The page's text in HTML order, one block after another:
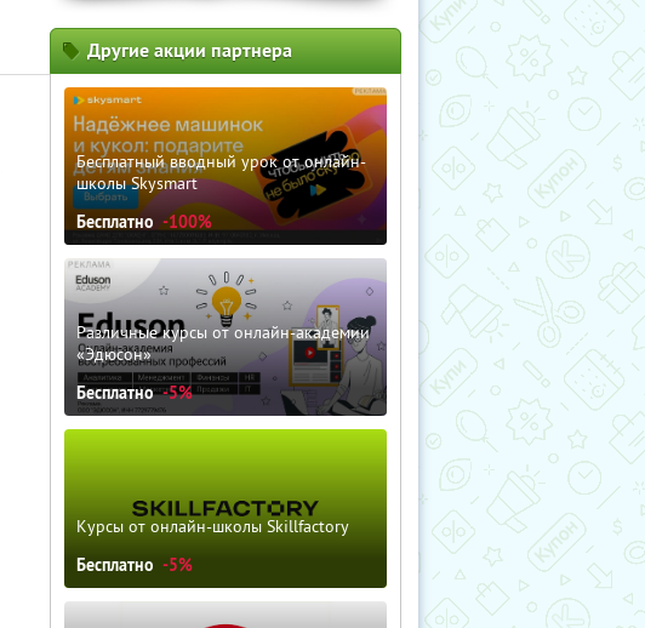
Другие акции партнера
Бесплатный вводный урок от онлайн-
школы Skysmart
Бесплатно -100%
Различные курсы от онлайн-академии
«Эдюсон»
Бесплатно -5%
Курсы от онлайн-школы Skillfactory
Бесплатно -5%